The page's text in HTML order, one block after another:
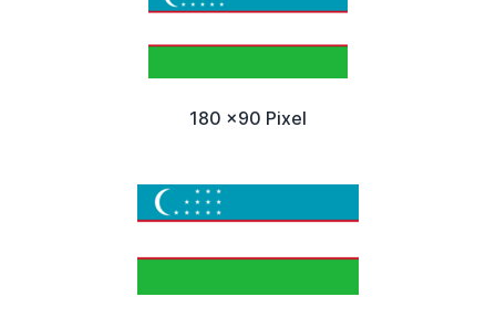
180 x90 Pixel